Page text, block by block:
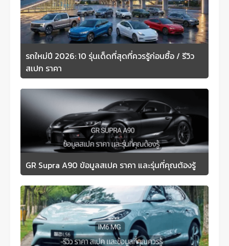
รถใหม่ปี 2026: 10 รุ่นเด็ดที่สุดที่ควรรู้ก่อนซื้อ / รีวิว
สเปก ราคา
GR Supra A90 ข้อมูลสเปค ราคา และรุ่นที่คุณต้องรู้